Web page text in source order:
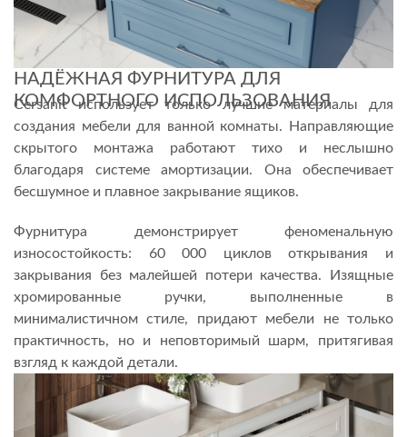
НАДЁЖНАЯ ФУРНИТУРА ДЛЯ
КОМФОРТНОГО ИСПОЛЬЗОВАНИЯ
Cersanit использует только лучшие материалы для
создания мебели для ванной комнаты. Направляющие
скрытого монтажа работают тихо и неслышно
благодаря системе амортизации. Она обеспечивает
бесшумное и плавное закрывание ящиков.
Фурнитура демонстрирует феноменальную
износостойкость: 60 000 циклов открывания и
закрывания без малейшей потери качества. Изящные
хромированные ручки, выполненные в
минималистичном стиле, придают мебели не только
практичность, но и неповторимый шарм, притягивая
взгляд к каждой детали.